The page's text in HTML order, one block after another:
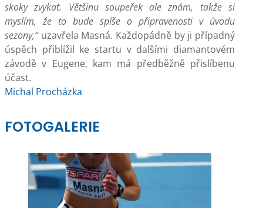
skoky zvykat. Většinu soupeřek ale znám, takže si
myslím, že to bude spíše o připravenosti v úvodu
sezony,“uzavřela Masná. Každopádně by ji případný
úspěch přiblížil ke startu v dalšími diamantovém
závodě v Eugene, kam má předběžně přislíbenu
účast.
Michal Procházka
FOTOGALERIE